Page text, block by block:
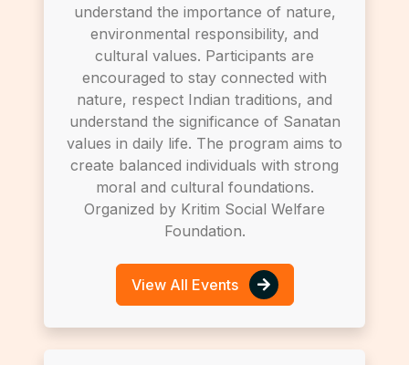
understand the importance of nature,
environmental responsibility, and
cultural values. Participants are
encouraged to stay connected with
nature, respect Indian traditions, and
understand the significance of Sanatan
values in daily life. The program aims to
create balanced individuals with strong
moral and cultural foundations.
Organized by Kritim Social Welfare
Foundation.
View All Events